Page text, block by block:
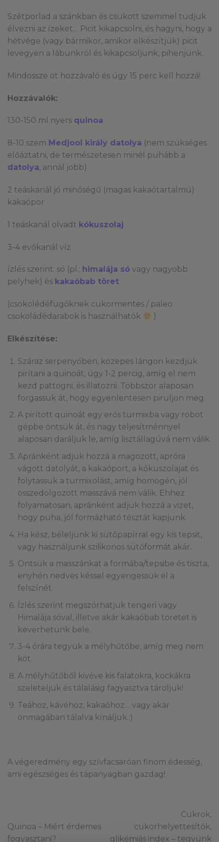
Szétporlad a szánkban és csukott szemmel tudjuk
élvezni az ízeket… Picit kikapcsolni, és hagyni, hogy a
hétvége (vagy bármikor, amikor elkészítjük) picit
levegyen a lábunkról és kikapcsoljunk, pihenjünk.
Mindössze öt hozzávaló és úgy 15 perc kell hozzá!
Hozzávalók:
130-150 ml nyers quinoa
8-10 szem Medjool király datolya (nem szükséges
előáztatni, de természetesen minél puhább a
datolya, annál jobb)
2 teáskanál jó minőségű (magas kakaótartalmú)
kakaópor
1 teáskanál olvadt kókuszolaj
3-4 evőkanál víz
ízlés szerint: só (pl.: himalája só vagy nagyobb
pelyhek) és kakaóbab töret
(csokolédéfügőknek cukormentes / paleo
csokoládédarabok is használhatók
)
Elkészítése:
Száraz serpenyőben, közepes lángon kezdjük
pirítani a quinoát, úgy 1-2 percig, amíg el nem
kezd pattogni, és illatozni. Többször alaposan
forgassuk át, hogy egyenlentesen piruljon meg.
A pirított quinoát egy erős turmixba vagy robot
gépbe öntsük át, és nagy teljesítménnyel
alaposan daráljuk le, amíg lisztállagúvá nem válik.
Apránként adjuk hozzá a magozott, apróra
vágott datolyát, a kakaóport, a kókuszolajat és
folytassuk a turmixolást, amíg homogén, jól
összedolgozott masszává nem válik. Ehhez
folyamatosan, apránként adjuk hozzá a vizet,
hogy puha, jól formázható tésztát kapjunk.
Ha kész, béleljünk ki sütőpapírral egy kis tepsit,
vagy használjunk szilikonos sütőformát akár.
Öntsük a masszánkat a formába/tepsibe és tiszta,
enyhén nedves késsel egyengessük el a
felszínét.
Ízlés szerint megszórhatjuk tengeri vagy
Himalája sóval, illetve akár kakaóbab töretet is
keverhetünk bele.
3-4 órára tegyük a mélyhűtőbe, amíg meg nem
köt.
A mélyhűtőből kivéve kis falatokra, kockákra
szeleteljük és tálalásig fagyasztva tároljuk!
Teához, kávéhoz, kakaóhoz… vagy akár
önmagában tálalva kínáljuk.:)
A végeredmény egy szívfacsaróan finom édesség,
ami egészséges és tápanyagban gazdag!
Quinoa – Miért érdemes
fogyasztani?
Cukrok,
cukorhelyettesítők,
glikémiás index – tegyünk